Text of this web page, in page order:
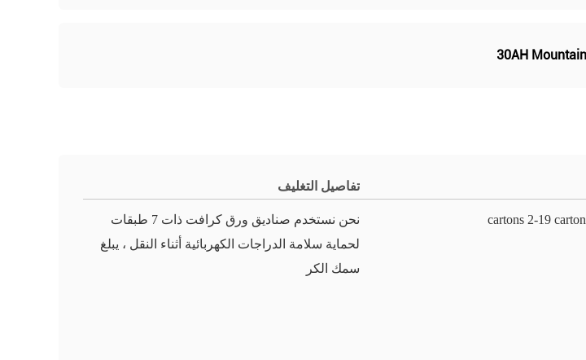
30AH
تفاصيل التغليف
نحن نستخدم صناديق ورق كرافت ذات 7 طبقات
لحماية سلامة الدراجات الكهربائية أثناء النقل ، يبلغ
سمك الكر